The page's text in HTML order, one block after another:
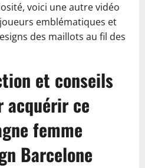
voici une autre vidéo
emblématiques et
des maillots au fil des
et conseils
acquérir ce
femme
Barcelone